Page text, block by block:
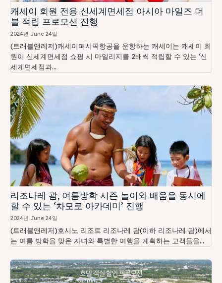
캐세이 회원 전용 신세계면세점 아시아 마일즈 더
블 적립 프로모션 진행
2024년 June 24일
(트래블앤레저)캐세이퍼시픽항공을 운항하는 캐세이는 캐세이 회
원이 신세계면세점 쇼핑 시 마일리지를 2배씩 적립할 수 있는 ‘신
세계면세점과...
리조나레 괌, 여름방학 시즌 놀이와 배움을 동시에
할 수 있는 ‘차모로 아카데미’ 진행
2024년 June 24일
(트래블앤레저)호시노 리조트 리조나레 괌(이하 리조나레 괌)에서
는 여름 방학을 맞은 자녀와 특별한 여행을 계획하는 고객들을...